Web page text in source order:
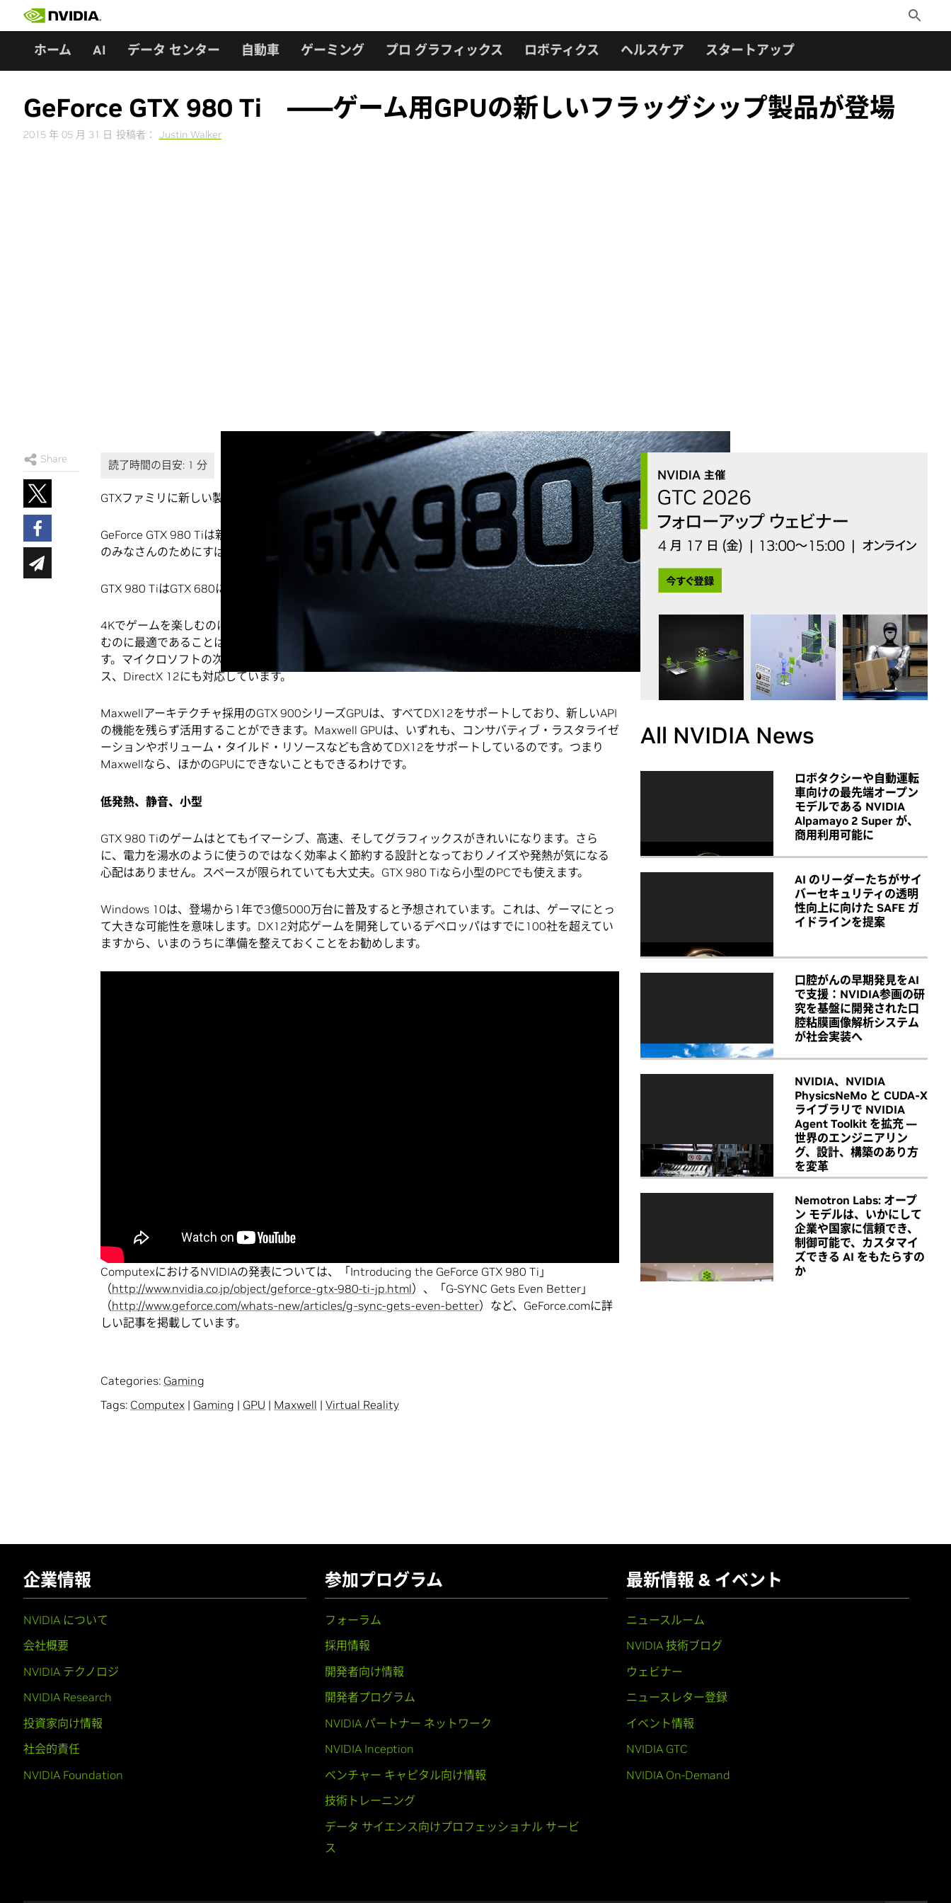
Toggle
Search
ホーム AI データ センター 自動車 ゲーミング プロ グラフィックス ロボティクス ヘルスケア スタートアップ
GeForce GTX 980 Ti ――ゲーム用GPUの新しいフラッグシップ製品が登場
2015 年 05 月 31 日 投稿者： Justin Walker
Share
GTXファミリに新しい製品、 NVIDIA GeForce GTX 980 Tiが登場しました。
GeForce GTX 980 Tiは新しいフラッグシップとなるGPUで、Maxwell GPUをまだ使っていないゲーマ
のみなさんのためにすばらしいアップグレードとなることでしょう。
The NVIDIA GeForce GTX 980 Ti.
GTX 980 TiはGTX 680に比べて3倍にも高速化されているのです。
4Kでゲームを楽しむのに十分なだけのCUDAコアと6GBのメモリが搭載されており、4Kゲームを楽し
むのに最適であることはもちろん、今後登場するゲームにも十分に対応できるだけの余裕がありま
す。マイクロソフトの次世代グラフィックス・アプリケーション・プログラミング・インターフェー
ス、DirectX 12にも対応しています。
Maxwellアーキテクチャ採用のGTX 900シリーズGPUは、すべてDX12をサポートしており、新しいAPI
の機能を残らず活用することができます。Maxwell GPUは、いずれも、コンサバティブ・ラスタライゼ
ーションやボリューム・タイルド・リソースなども含めてDX12をサポートしているのです。つまり
Maxwellなら、ほかのGPUにできないこともできるわけです。
低発熱、静音、小型
GTX 980 Tiのゲームはとてもイマーシブ、高速、そしてグラフィックスがきれいになります。さら
に、電力を湯水のように使うのではなく効率よく節約する設計となっておりノイズや発熱が気になる
心配はありません。スペースが限られていても大丈夫。GTX 980 Tiなら小型のPCでも使えます。
Windows 10は、登場から1年で3億5000万台に普及すると予想されています。これは、ゲーマにとっ
て大きな可能性を意味します。DX12対応ゲームを開発しているデベロッパはすでに100社を超えてい
ますから、いまのうちに準備を整えておくことをお勧めします。
ComputexにおけるNVIDIAの発表については、「Introducing the GeForce GTX 980 Ti」
（http://www.nvidia.co.jp/object/geforce-gtx-980-ti-jp.html）、「G-SYNC Gets Even Better」
（http://www.geforce.com/whats-new/articles/g-sync-gets-even-better）など、GeForce.comに詳
しい記事を掲載しています。
Categories: Gaming
Tags: Computex | Gaming | GPU | Maxwell | Virtual Reality
All NVIDIA News
ロボタクシーや自動運転
車向けの最先端オープン
モデルである NVIDIA
Alpamayo 2 Super が、
商用利用可能に
AI のリーダーたちがサイ
バーセキュリティの透明
性向上に向けた SAFE ガ
イドラインを提案
口腔がんの早期発見をAI
で支援：NVIDIA参画の研
究を基盤に開発された口
腔粘膜画像解析システム
が社会実装へ
NVIDIA、NVIDIA
PhysicsNeMo と CUDA-X
ライブラリで NVIDIA
Agent Toolkit を拡充 ―
世界のエンジニアリン
グ、設計、構築のあり方
を変革
Nemotron Labs: オープ
ン モデルは、いかにして
企業や国家に信頼でき、
制御可能で、カスタマイ
ズできる AI をもたらすの
か
企業情報
NVIDIA について
会社概要
NVIDIA テクノロジ
NVIDIA Research
投資家向け情報
社会的責任
NVIDIA Foundation
参加プログラム
フォーラム
採用情報
開発者向け情報
開発者プログラム
NVIDIA パートナー ネットワーク
NVIDIA Inception
ベンチャー キャピタル向け情報
技術トレーニング
データ サイエンス向けプロフェッショナル サービ
ス
最新情報 & イベント
ニュースルーム
NVIDIA 技術ブログ
ウェビナー
ニュースレター登録
イベント情報
NVIDIA GTC
NVIDIA On-Demand